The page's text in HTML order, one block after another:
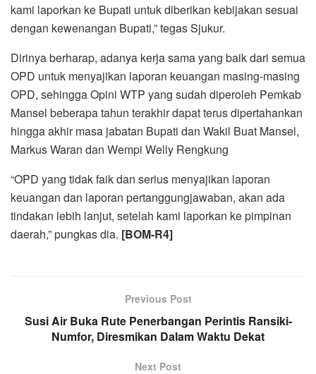
kami laporkan ke Bupati untuk diberikan kebijakan sesuai
dengan kewenangan Bupati,” tegas Sjukur.
Dirinya berharap, adanya kerja sama yang baik dari semua
OPD untuk menyajikan laporan keuangan masing-masing
OPD, sehingga Opini WTP yang sudah diperoleh Pemkab
Mansel beberapa tahun terakhir dapat terus dipertahankan
hingga akhir masa jabatan Bupati dan Wakil Buat Mansel,
Markus Waran dan Wempi Welly Rengkung
“OPD yang tidak faik dan serius menyajikan laporan
keuangan dan laporan pertanggungjawaban, akan ada
tindakan lebih lanjut, setelah kami laporkan ke pimpinan
daerah,” pungkas dia. [BOM-R4]
Previous Post
Susi Air Buka Rute Penerbangan Perintis Ransiki-
Numfor, Diresmikan Dalam Waktu Dekat
Next Post